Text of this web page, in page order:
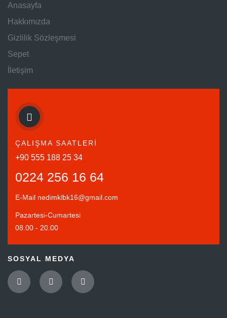
Anasayfa
Hakkımızda
Gizlilik Sözleşmesi
Sepet
İletişim
ÇALIŞMA SAATLERİ
+90 555 188 25 34
0224 256 16 64
E-Mail nedimklbk16@gmail.com
Pazartesi-Cumartesi
08.00 - 20.00
SOSYAL MEDYA